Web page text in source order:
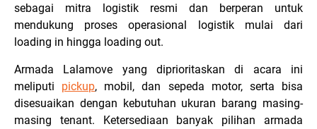
sebagai mitra logistik resmi dan berperan untuk
mendukung proses operasional logistik mulai dari
loading in hingga loading out.
Armada Lalamove yang diprioritaskan di acara ini
meliputi pickup, mobil, dan sepeda motor, serta bisa
disesuaikan dengan kebutuhan ukuran barang masing-
masing tenant. Ketersediaan banyak pilihan armada